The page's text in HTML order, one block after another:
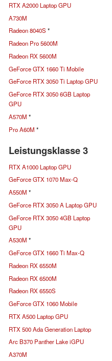
RTX A2000 Laptop GPU
A730M
Radeon 8040S *
Radeon Pro 5600M
Radeon RX 5600M
GeForce GTX 1660 Ti Mobile
GeForce RTX 3050 Ti Laptop GPU
GeForce RTX 3050 6GB Laptop
GPU
A570M *
Pro A60M *
Leistungsklasse 3
RTX A1000 Laptop GPU
GeForce GTX 1070 Max-Q
A550M *
GeForce RTX 3050 A Laptop GPU
GeForce RTX 3050 4GB Laptop
GPU
A530M *
GeForce GTX 1660 Ti Max-Q
Radeon RX 6550M
Radeon RX 6500M
Radeon RX 6550S
GeForce GTX 1060 Mobile
RTX A500 Laptop GPU
RTX 500 Ada Generation Laptop
Arc B370 Panther Lake iGPU
A370M